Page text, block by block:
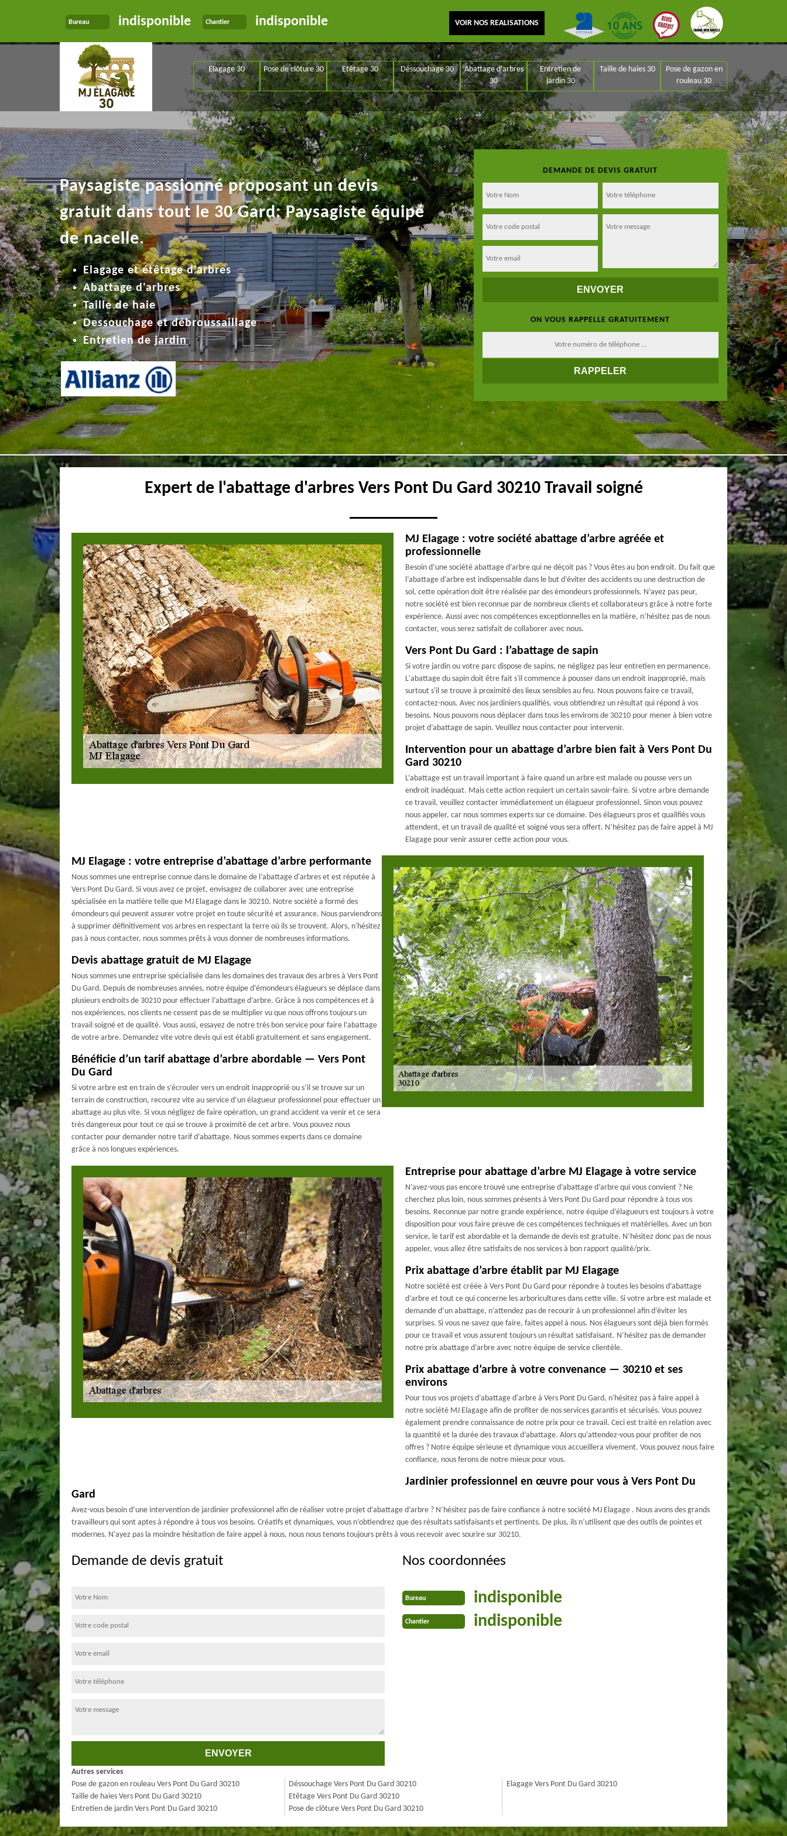
Bureau indisponible Chantier indisponible VOIR NOS REALISATIONS
Elagage 30 Pose de clôture 30 Etêtage 30 Déssouchage 30
Abattage d'arbres
30
Entretien de
jardin 30
Taille de haies 30
Pose de gazon en
rouleau 30
DEMANDE DE DEVIS GRATUIT
ON VOUS RAPPELLE GRATUITEMENT
Paysagiste passionné proposant un devis
gratuit dans tout le 30 Gard: Paysagiste équipé
de nacelle.
Elagage et étêtage d'arbres
Abattage d'arbres
Taille de haie
Dessouchage et débroussaillage
Entretien de jardin
Expert de l'abattage d'arbres Vers Pont Du Gard 30210 Travail soigné
MJ Elagage : votre société abattage d’arbre agréée et
professionnelle
Besoin d’une société abattage d’arbre qui ne déçoit pas ? Vous êtes au bon endroit. Du fait que
l’abattage d’arbre est indispensable dans le but d’éviter des accidents ou une destruction de
sol, cette opération doit être réalisée par des émondeurs professionnels. N’ayez pas peur,
notre société est bien reconnue par de nombreux clients et collaborateurs grâce à notre forte
expérience. Aussi avec nos compétences exceptionnelles en la matière, n’hésitez pas de nous
contacter, vous serez satisfait de collaborer avec nous.
Vers Pont Du Gard : l’abattage de sapin
Si votre jardin ou votre parc dispose de sapins, ne négligez pas leur entretien en permanence.
L'abattage du sapin doit être fait s'il commence à pousser dans un endroit inapproprié, mais
surtout s'il se trouve à proximité des lieux sensibles au feu. Nous pouvons faire ce travail,
contactez-nous. Avec nos jardiniers qualifiés, vous obtiendrez un résultat qui répond à vos
besoins. Nous pouvons nous déplacer dans tous les environs de 30210 pour mener à bien votre
projet d’abattage de sapin. Veuillez nous contacter pour intervenir.
Intervention pour un abattage d’arbre bien fait à Vers Pont Du
Gard 30210
L’abattage est un travail important à faire quand un arbre est malade ou pousse vers un
endroit inadéquat. Mais cette action requiert un certain savoir-faire. Si votre arbre demande
ce travail, veuillez contacter immédiatement un élagueur professionnel. Sinon vous pouvez
nous appeler, car nous sommes experts sur ce domaine. Des élagueurs pros et qualifiés vous
attendent, et un travail de qualité et soigné vous sera offert. N’hésitez pas de faire appel à MJ
Elagage pour venir assurer cette action pour vous.
MJ Elagage : votre entreprise d’abattage d’arbre performante
Nous sommes une entreprise connue dans le domaine de l’abattage d'arbres et est réputée à
Vers Pont Du Gard. Si vous avez ce projet, envisagez de collaborer avec une entreprise
spécialisée en la matière telle que MJ Elagage dans le 30210. Notre société a formé des
émondeurs qui peuvent assurer votre projet en toute sécurité et assurance. Nous parviendrons
à supprimer définitivement vos arbres en respectant la terre où ils se trouvent. Alors, n'hésitez
pas à nous contacter, nous sommes prêts à vous donner de nombreuses informations.
Devis abattage gratuit de MJ Elagage
Nous sommes une entreprise spécialisée dans les domaines des travaux des arbres à Vers Pont
Du Gard. Depuis de nombreuses années, notre équipe d’émondeurs élagueurs se déplace dans
plusieurs endroits de 30210 pour effectuer l’abattage d’arbre. Grâce à nos compétences et à
nos expériences, nos clients ne cessent pas de se multiplier vu que nous offrons toujours un
travail soigné et de qualité. Vous aussi, essayez de notre très bon service pour faire l’abattage
de votre arbre. Demandez vite votre devis qui est établi gratuitement et sans engagement.
Bénéficie d’un tarif abattage d’arbre abordable — Vers Pont
Du Gard
Si votre arbre est en train de s’écrouler vers un endroit inapproprié ou s’il se trouve sur un
terrain de construction, recourez vite au service d’un élagueur professionnel pour effectuer un
abattage au plus vite. Si vous négligez de faire opération, un grand accident va venir et ce sera
très dangereux pour tout ce qui se trouve à proximité de cet arbre. Vous pouvez nous
contacter pour demander notre tarif d’abattage. Nous sommes experts dans ce domaine
grâce à nos longues expériences.
Entreprise pour abattage d’arbre MJ Elagage à votre service
N’avez-vous pas encore trouvé une entreprise d’abattage d’arbre qui vous convient ? Ne
cherchez plus loin, nous sommes présents à Vers Pont Du Gard pour répondre à tous vos
besoins. Reconnue par notre grande expérience, notre équipe d’élagueurs est toujours à votre
disposition pour vous faire preuve de ces compétences techniques et matérielles. Avec un bon
service, le tarif est abordable et la demande de devis est gratuite. N’hésitez donc pas de nous
appeler, vous allez être satisfaits de nos services à bon rapport qualité/prix.
Prix abattage d’arbre établit par MJ Elagage
Notre société est créée à Vers Pont Du Gard pour répondre à toutes les besoins d’abattage
d’arbre et tout ce qui concerne les arboricultures dans cette ville. Si votre arbre est malade et
demande d’un abattage, n’attendez pas de recourir à un professionnel afin d’éviter les
surprises. Si vous ne savez que faire, faites appel à nous. Nos élagueurs sont déjà bien formés
pour ce travail et vous assurent toujours un résultat satisfaisant. N’hésitez pas de demander
notre prix abattage d’arbre avec notre équipe de service clientèle.
Prix abattage d’arbre à votre convenance — 30210 et ses
environs
Pour tous vos projets d’abattage d'arbre à Vers Pont Du Gard, n'hésitez pas à faire appel à
notre société MJ Elagage afin de profiter de nos services garantis et sécurisés. Vous pouvez
également prendre connaissance de notre prix pour ce travail. Ceci est traité en relation avec
la quantité et la durée des travaux d’abattage. Alors qu'attendez-vous pour profiter de nos
offres ? Notre équipe sérieuse et dynamique vous accueillera vivement. Vous pouvez nous faire
confiance, nous ferons de notre mieux pour vous.
Jardinier professionnel en œuvre pour vous à Vers Pont Du
Gard
Avez-vous besoin d’une intervention de jardinier professionnel afin de réaliser votre projet d’abattage d’arbre ? N’hésitez pas de faire confiance à notre société MJ Elagage . Nous avons des grands
travailleurs qui sont aptes à répondre à tous vos besoins. Créatifs et dynamiques, vous n’obtiendrez que des résultats satisfaisants et pertinents. De plus, ils n’utilisent que des outils de pointes et
modernes. N’ayez pas la moindre hésitation de faire appel à nous, nous nous tenons toujours prêts à vous recevoir avec sourire sur 30210.
Demande de devis gratuit Nos coordonnées
Bureau indisponible
Chantier indisponible
Autres services
Pose de gazon en rouleau Vers Pont Du Gard 30210
Taille de haies Vers Pont Du Gard 30210
Entretien de jardin Vers Pont Du Gard 30210
Déssouchage Vers Pont Du Gard 30210
Etêtage Vers Pont Du Gard 30210
Pose de clôture Vers Pont Du Gard 30210
Elagage Vers Pont Du Gard 30210